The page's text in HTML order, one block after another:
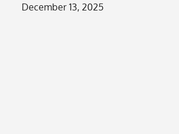
Posted
December 13, 2025